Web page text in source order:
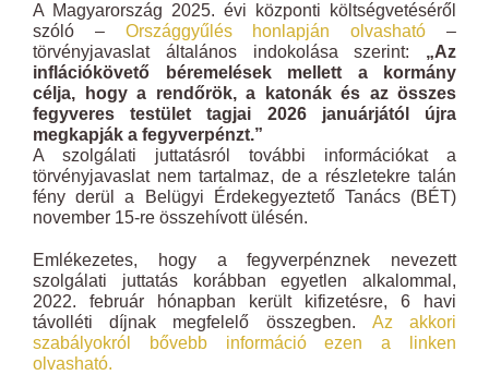
A Magyarország 2025. évi központi költségvetéséről
szóló – Országgyűlés honlapján olvasható –
törvényjavaslat általános indokolása szerint: „Az
inflációkövető béremelések mellett a kormány
célja, hogy a rendőrök, a katonák és az összes
fegyveres testület tagjai 2026 januárjától újra
megkapják a fegyverpénzt.”
A szolgálati juttatásról további információkat a
törvényjavaslat nem tartalmaz, de a részletekre talán
fény derül a Belügyi Érdekegyeztető Tanács (BÉT)
november 15-re összehívott ülésén.
Emlékezetes, hogy a fegyverpénznek nevezett
szolgálati juttatás korábban egyetlen alkalommal,
2022. február hónapban került kifizetésre, 6 havi
távolléti díjnak megfelelő összegben. Az akkori
szabályokról bővebb információ ezen a linken
olvasható.